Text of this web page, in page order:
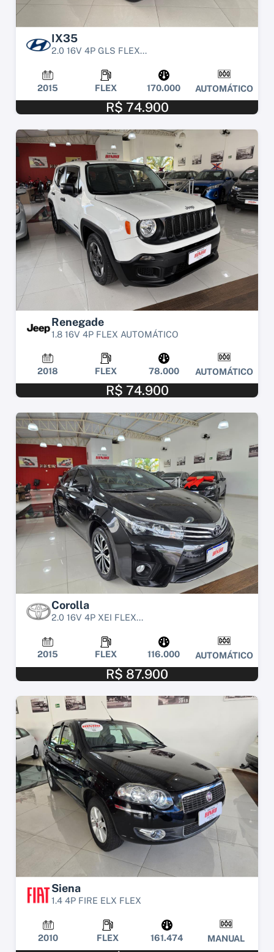
IX35
2.0 16V 4P GLS FLEX...
2015 FLEX 170.000 AUTOMÁTICO
R$ 74.900
Renegade
1.8 16V 4P FLEX AUTOMÁTICO
2018 FLEX 78.000 AUTOMÁTICO
R$ 74.900
Corolla
2.0 16V 4P XEI FLEX...
2015 FLEX 116.000 AUTOMÁTICO
R$ 87.900
Siena
1.4 4P FIRE ELX FLEX
2010 FLEX 161.474 MANUAL